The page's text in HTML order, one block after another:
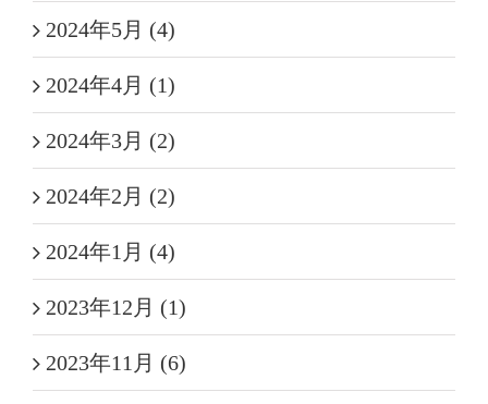
2024年5月 (4)
2024年4月 (1)
2024年3月 (2)
2024年2月 (2)
2024年1月 (4)
2023年12月 (1)
2023年11月 (6)